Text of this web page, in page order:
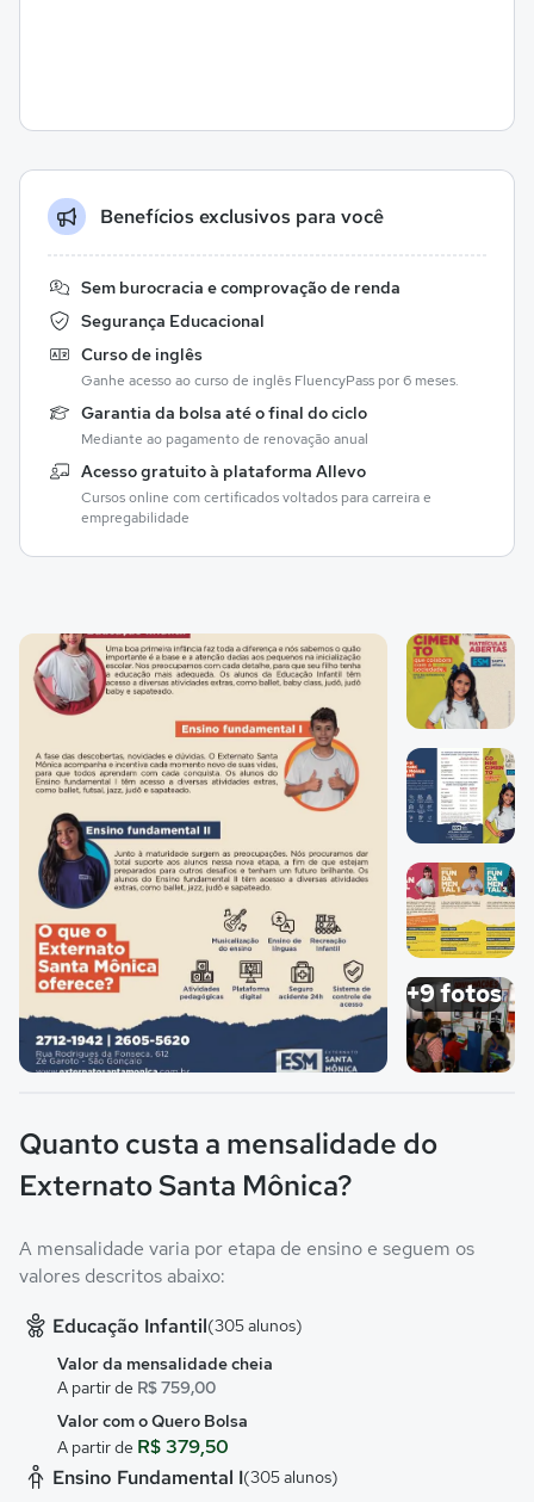
Benefícios exclusivos para você
Sem burocracia e comprovação de renda
Segurança Educacional
Curso de inglês
Ganhe acesso ao curso de inglês FluencyPass por 6 meses.
Garantia da bolsa até o final do ciclo
Mediante ao pagamento de renovação anual
Acesso gratuito à plataforma Allevo
Cursos online com certificados voltados para carreira e
empregabilidade
Galeria de imagem
Imagem 1
Imagem 2
Imagem 3
+9 fotos
Quanto custa a mensalidade do
Externato Santa Mônica?
A mensalidade varia por etapa de ensino e seguem os
valores descritos abaixo:
Educação Infantil(305 alunos)
Valor da mensalidade cheia
A partir de R$ 759,00
Valor com o Quero Bolsa
A partir de R$ 379,50
Ensino Fundamental I(305 alunos)